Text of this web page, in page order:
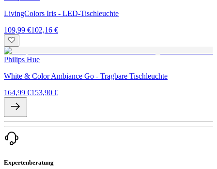
LivingColors Iris - LED-Tischleuchte
109,99 €102,16 €
Philips Hue
White & Color Ambiance Go - Tragbare Tischleuchte
164,99 €153,90 €
Expertenberatung